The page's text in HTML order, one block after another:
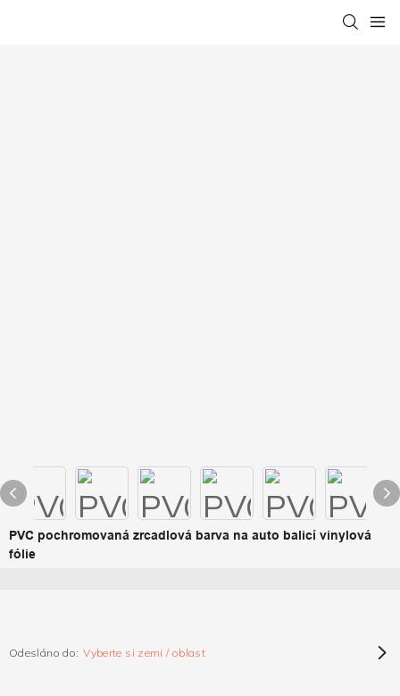
PVC pochromovaná zrcadlová barva na auto balicí vinylová
fólie
Odesláno do: Vyberte si zemi / oblast